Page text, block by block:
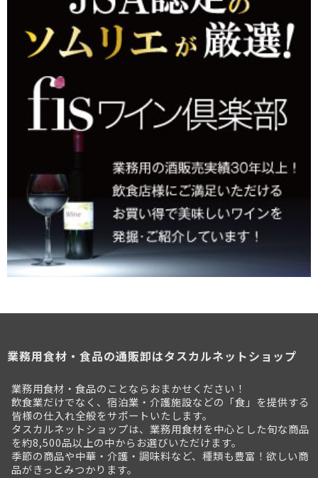
業務用食材・食品の通販卸はタスカルネットショップ
業務用食材・食品のことならおまかせください！
飲食業だけでなく、宿泊業・介護施設などの「食」を提供する
皆様の仕入れ全般をサポートいたします。
タスカルネットショップは、業務用食材を中心とした旬な商品
を約8,500品以上の中からお選びいただけます。
季節の商品や中華・介護・調味料など、種類も豊富！欲しい商
品がきっとみつかります。